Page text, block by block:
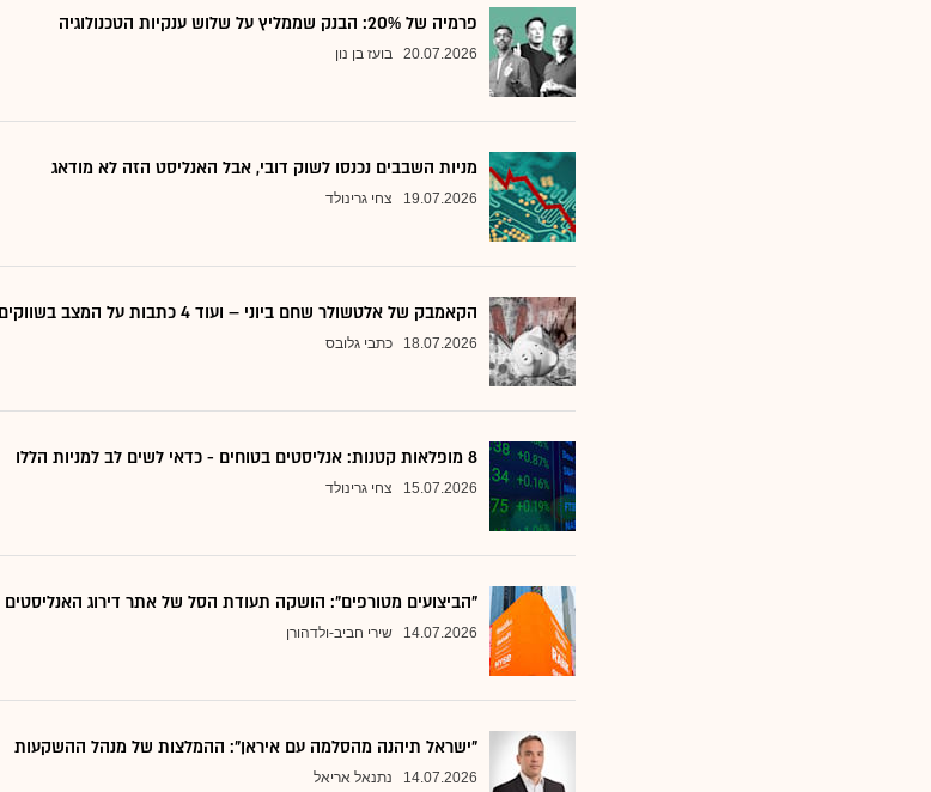
פרמיה של 20%: הבנק שממליץ על שלוש ענקיות הטכנולוגיה
20.07.2026 בועז בן נון
מניות השבבים נכנסו לשוק דובי, אבל האנליסט הזה לא מודאג
19.07.2026 צחי גרינולד
הקאמבק של אלטשולר שחם ביוני – ועוד 4 כתבות על המצב בשווקים
18.07.2026 כתבי גלובס
8 מופלאות קטנות: אנליסטים בטוחים - כדאי לשים לב למניות הללו
15.07.2026 צחי גרינולד
"הביצועים מטורפים": הושקה תעודת הסל של אתר דירוג האנליסטים
14.07.2026 שירי חביב-ולדהורן
"ישראל תיהנה מהסלמה עם איראן": ההמלצות של מנהל ההשקעות
14.07.2026 נתנאל אריאל